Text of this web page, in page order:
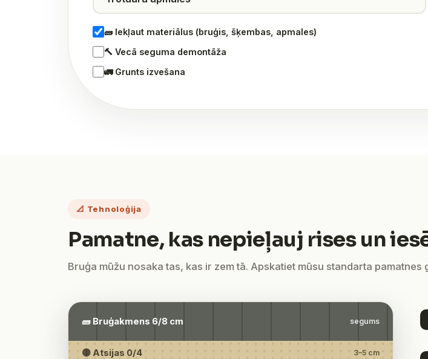
🧱 Iekļaut materiālus (bruģis, šķembas, apmales)
🔨 Vecā seguma demontāža
🚛 Grunts izvešana
📐 Tehnoloģija
Pamatne, kas nepieļauj rises un
Bruģa mūžu nosaka tas, kas ir zem tā. Apskatiet mūsu standarta pamatnes
🧱 Bruģakmens 6/8 cm segums
🟡 Atsijas 0/4 3–5 cm